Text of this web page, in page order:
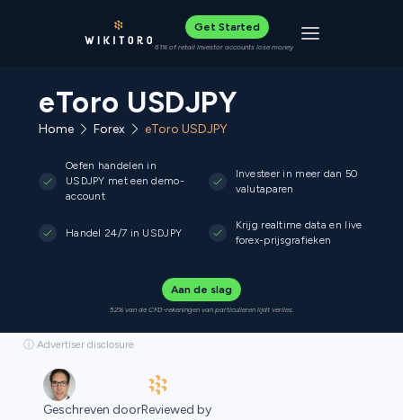
Get Started
61% of retail investor accounts lose money Toggle
eToro USDJPY
Home Forex eToro USDJPY
Oefen handelen in
USDJPY met een demo-
account
Investeer in meer dan 50
valutaparen
Handel 24/7 in USDJPY
Krijg realtime data en live
forex-prijsgrafieken
Aan de slag
52% van de CFD-rekeningen van particulieren lijdt verlies.
ⓘ Advertiser disclosure
Geschreven doorReviewed by